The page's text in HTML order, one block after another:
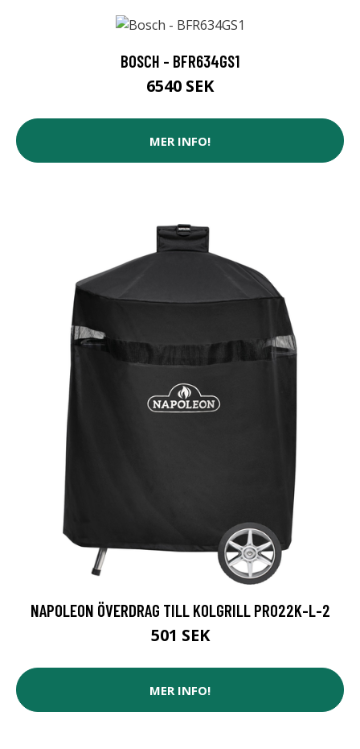
BOSCH - BFR634GS1
6540 SEK
MER INFO!
NAPOLEON ÖVERDRAG TILL KOLGRILL PRO22K-L-2
501 SEK
MER INFO!